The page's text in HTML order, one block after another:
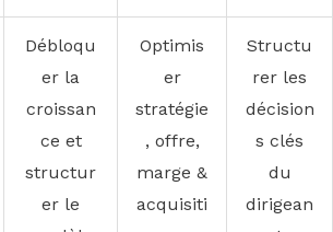
Débloqu
er la
croissan
ce et
structur
er le
Optimis
er
stratégie
, offre,
marge &
acquisiti
Structu
rer les
décision
s clés
du
dirigean